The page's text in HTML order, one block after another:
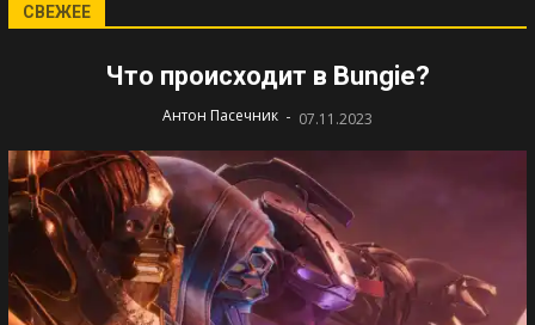
СВЕЖЕЕ
Что происходит в Bungie?
Антон Пасечник - 07.11.2023